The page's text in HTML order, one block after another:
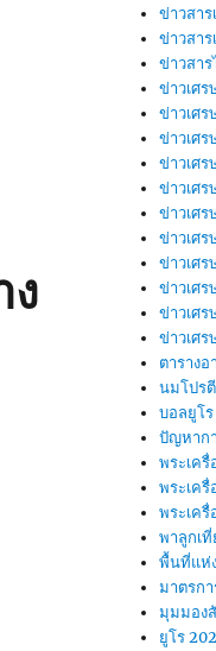
ข่าวสาร
ข่าวสา
ข่าวสา
ข่าวเศร
ข่าวเศ
ข่าวเศ
ข่าวเศร
ข่าวเศ
ข่าวเศร
ข่าวเศร
ข่าวเศร
ข่าวเศ
ข่าวเศ
ข่าวเศ
ตาราง
นมโปร
บอลยูโ
ปัญหาก
พระเครื่
พระเค
พระเค
พาลูกเ
พื้นที่แห่
มาตรก
มุมมอง
ยูโร